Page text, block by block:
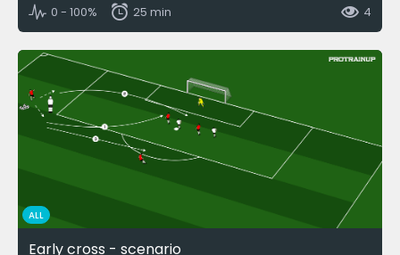
0 - 100% 25 min 4
ALL
Early cross - scenario